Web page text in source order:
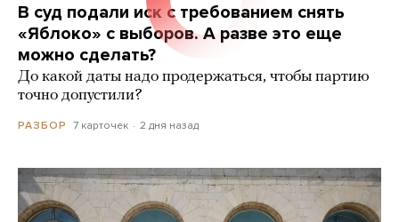
В суд подали иск с требованием снять
«Яблоко» с выборов. А разве это еще
можно сделать?
До какой даты надо продержаться, чтобы партию
точно допустили?
РАЗБОР 7 карточек 2 дня назад